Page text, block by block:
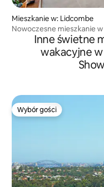
Mieszkanie w: Lidcombe
Nowoczesne mieszkanie
siłownia i parking
Inne świetne
wakacyjne
Wybór gości
Wybór gości